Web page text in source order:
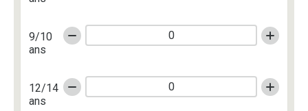
9/10
ans
12/14
ans